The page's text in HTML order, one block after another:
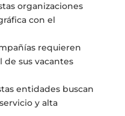
organizaciones
con el
requieren
de sus vacantes
entidades buscan
y alta